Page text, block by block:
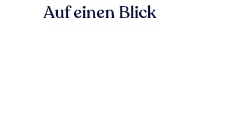
Auf einen Blick